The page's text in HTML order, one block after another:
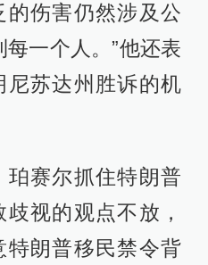
伤害仍然涉及公
一个人。”他还表
苏达州胜诉的机
赛尔抓住特朗普
视的观点不放，
朗普移民禁令背